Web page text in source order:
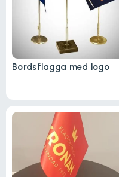
Bordsflagga med logo